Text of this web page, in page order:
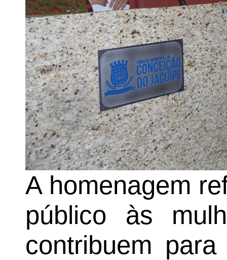
A homenagem
público às
contribuem